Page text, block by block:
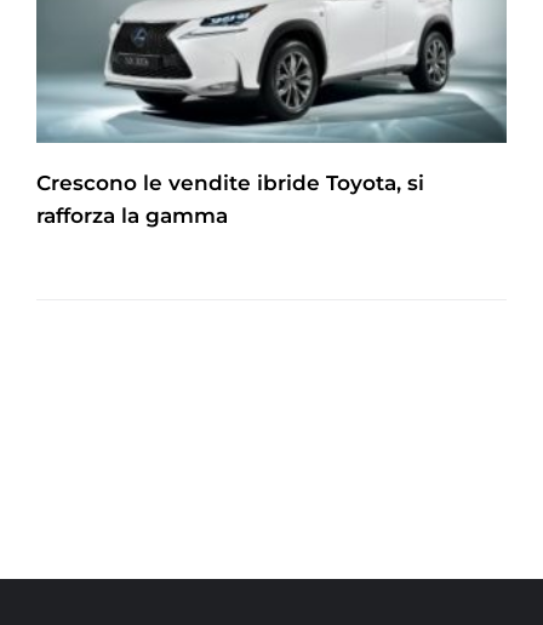
Crescono le vendite ibride Toyota, si
rafforza la gamma